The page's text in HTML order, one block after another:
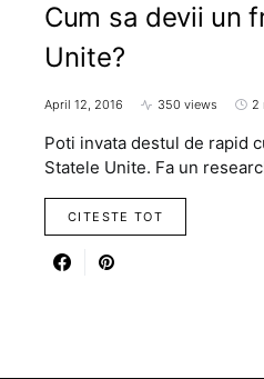
Cum sa devii un
Unite?
April 12, 2016 350 views 2
Poti invata destul de rapid
Statele Unite. Fa un
CITESTE TOT